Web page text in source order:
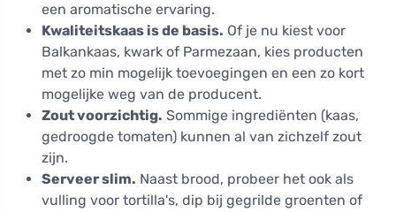
een aromatische ervaring.
Kwaliteitskaas is de basis. Of je nu kiest voor
Balkankaas, kwark of Parmezaan, kies producten
met zo min mogelijk toevoegingen en een zo kort
mogelijke weg van de producent.
Zout voorzichtig. Sommige ingrediënten (kaas,
gedroogde tomaten) kunnen al van zichzelf zout
zijn.
Serveer slim. Naast brood, probeer het ook als
vulling voor tortilla's, dip bij gegrilde groenten of